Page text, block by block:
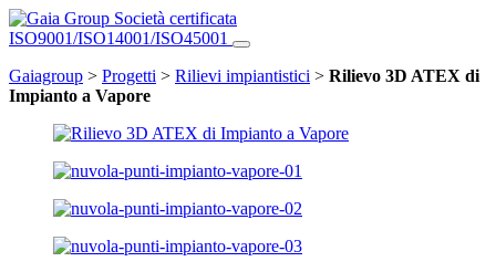
Società certificata
ISO9001/ISO14001/ISO45001
Gaiagroup > Progetti > Rilievi impiantistici > Rilievo 3D ATEX di
Impianto a Vapore